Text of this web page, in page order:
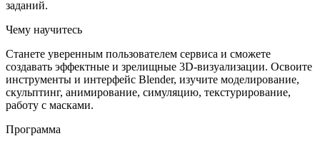
заданий.
Чему научитесь
Станете уверенным пользователем сервиса и сможете
создавать эффектные и зрелищные 3D-визуализации. Освоите
инструменты и интерфейс Blender, изучите моделирование,
скульптинг, анимирование, симуляцию, текстурирование,
работу с масками.
Программа